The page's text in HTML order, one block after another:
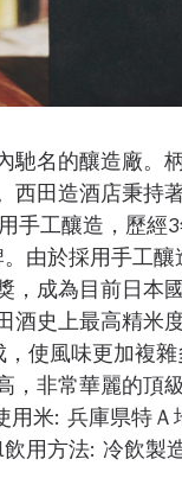
馳名的釀造廠。
西田造酒店秉持
手工釀造，歷經
由於採用手工
，成為目前日本
酒史上最高精米
使風味更加複
，非常華麗的頂
米: 兵庫県特Ａ
用方法: 冷飲製